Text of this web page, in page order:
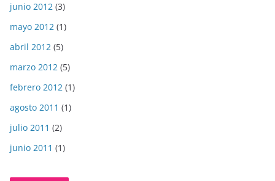
junio 2012 (3)
mayo 2012 (1)
abril 2012 (5)
marzo 2012 (5)
febrero 2012 (1)
agosto 2011 (1)
julio 2011 (2)
junio 2011 (1)